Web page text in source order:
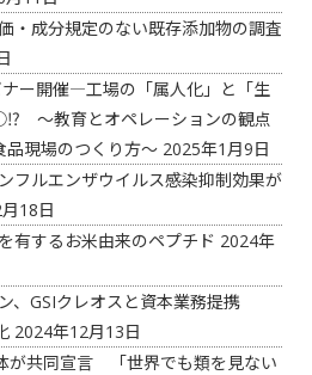
成分規定のない既存添加物の調査
ー開催―工場の「属人化」と「生
～教育とオペレーションの観点
品現場のつくり方～ 2025年1月9日
フルエンザウイルス感染抑制効果が
18日
有するお米由来のペプチド 2024年
、GSIクレオスと資本業務提携
2024年12月13日
が共同宣言 「世界でも類を見ない